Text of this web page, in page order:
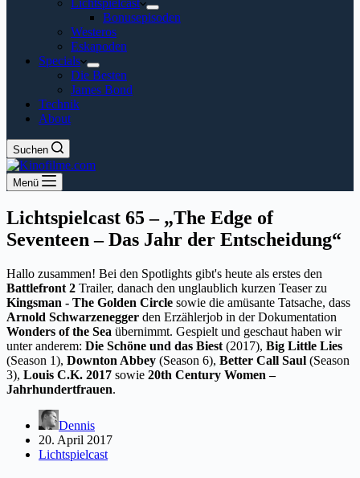
Lichtspielcast
Bonusepisoden
Westeros
Eskapoden
Specials
Die Besten
James Bond
Technik
About
Suchen
Menü
Lichtspielcast 65 – „The Edge of
Seventeen – Das Jahr der Entscheidung“
Hallo zusammen! Bei den Spotlights gibt's heute als erstes den
Battlefront 2 Trailer, danach den unglaublich kurzen Teaser zu
Kingsman - The Golden Circle sowie die amüsante Tatsache, dass
Arnold Schwarzenegger den Erzählerjob in der Dokumentation
Wonders of the Sea übernimmt. Gespielt und geschaut haben wir
unter anderem: Die Schöne und das Biest (2017), Big Little Lies
(Season 1), Downton Abbey (Season 6), Better Call Saul (Season
3), Louis C.K. 2017 sowie 20th Century Women –
Jahrhundertfrauen.
Dennis
20. April 2017
Lichtspielcast